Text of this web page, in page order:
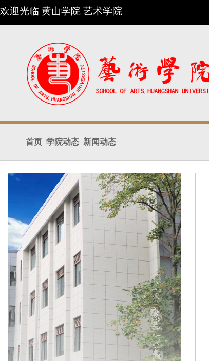
欢迎光临 黄山学院 艺术学院
首页 学院动态 新闻动态